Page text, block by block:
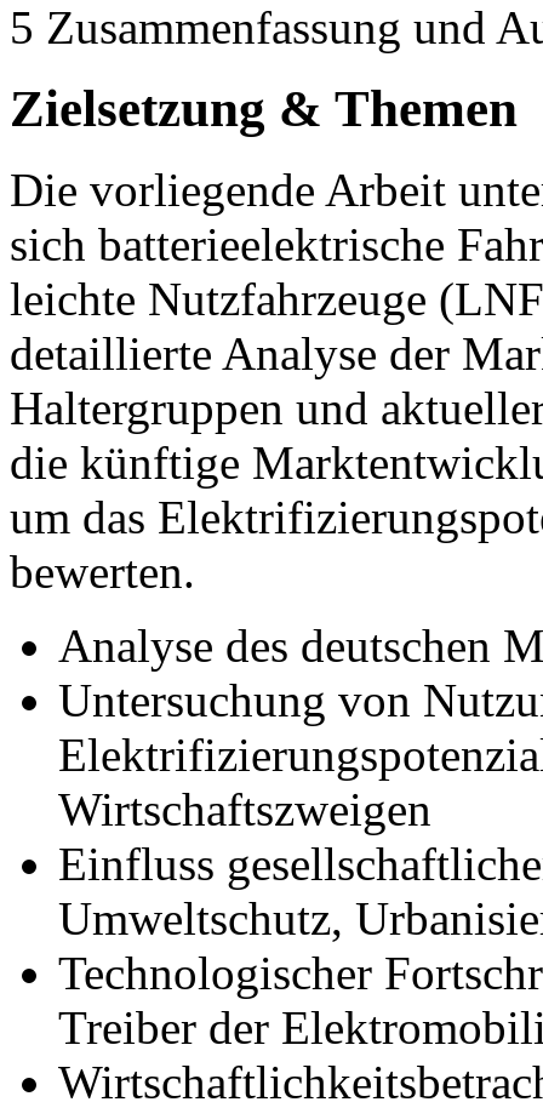
5 Zusammenfassung und
Zielsetzung & Themen
Die vorliegende Arbeit
sich batterieelektrische
leichte Nutzfahrzeuge
detaillierte Analyse der
Haltergruppen und
die künftige
um das
bewerten.
Analyse des deutschen
Untersuchung von
Wirtschaftszweigen
Einfluss
Umweltschutz,
Technologischer
Treiber der